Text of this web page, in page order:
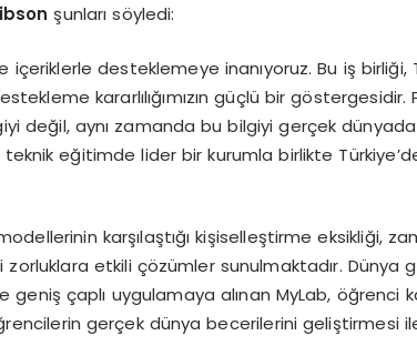
şunları söyledi:
içeriklerle desteklemeye inanıyoruz. Bu iş birliği,
kararlılığımızın güçlü bir göstergesidir.
değil, aynı zamanda bu bilgiyi gerçek dünyada
teknik eğitimde lider bir kurumla birlikte
karşılaştığı kişiselleştirme eksikliği,
zorluklara etkili çözümler sunulmaktadır. Dünya
geniş çaplı uygulamaya alınan MyLab, öğrenci
gerçek dünya becerilerini geliştirmesi